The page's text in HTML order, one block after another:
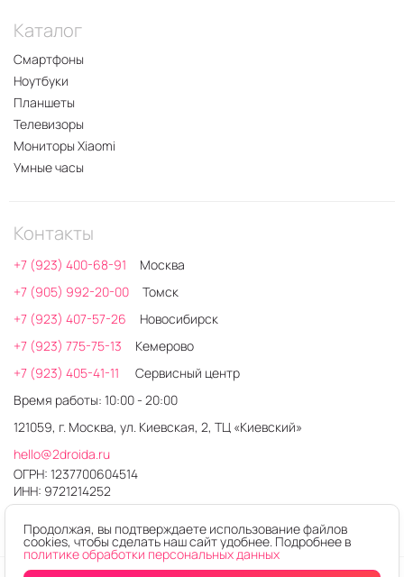
Каталог
Смартфоны
Ноутбуки
Планшеты
Телевизоры
Мониторы Xiaomi
Умные часы
Контакты
+7 (923) 400-68-91
Москва
+7 (905) 992-20-00
Томск
+7 (923) 407-57-26
Новосибирск
+7 (923) 775-75-13
Кемерово
+7 (923) 405-41-11
Сервисный центр
Время работы: 10:00 - 20:00
121059, г. Москва, ул. Киевская, 2, ТЦ «Киевский»
hello@2droida.ru
ОГРН: 1237700604514
ИНН: 9721214252
Продолжая, вы подтверждаете использование файлов
cookies, чтобы сделать наш сайт удобнее. Подробнее в
политике обработки персональных данных